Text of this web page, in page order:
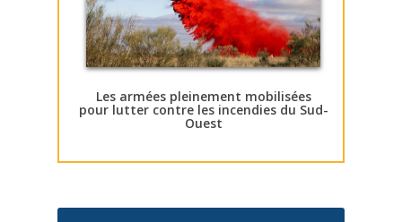
Les armées pleinement mobilisées
pour lutter contre les incendies du Sud-
Ouest